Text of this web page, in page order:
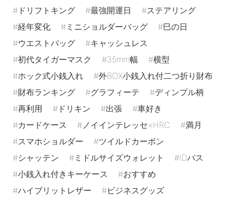
ドリフトキング
最強開運日
ステアリング
経年変化
ミニショルダーバッグ
巳の日
ウエストバッグ
キャッシュレス
初代タイガーマスク
35mm幅
横型
ホック式小銭入れ
外BOX小銭入れ付二つ折り財布
財布ランキング
グラフィーテ
ディンプル柄
再利用
ドリキン 出張
車好き
カードケース
ノイインテレッセ×HRC
満月
スマホショルダー
ツイルドカーボン
シャッテン
ミドルサイズウォレット
IDパス
小銭入れ付きキーケース
おすすめ
ハイブリットレザー
ビジネスグッズ